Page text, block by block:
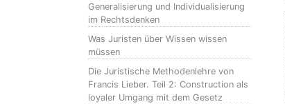
Generalisierung und Individualisierung
im Rechtsdenken
Was Juristen über Wissen wissen
müssen
Die Juristische Methodenlehre von
Francis Lieber. Teil 2: Construction als
loyaler Umgang mit dem Gesetz